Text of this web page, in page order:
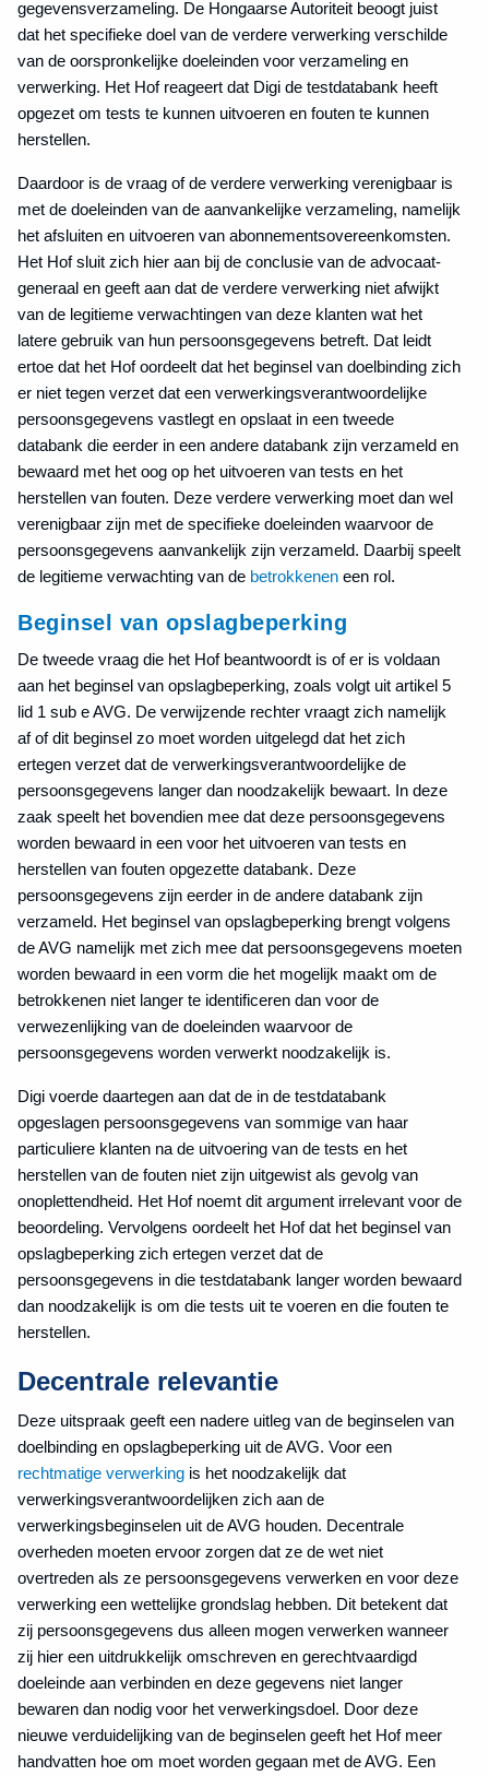
gegevensverzameling. De Hongaarse Autoriteit beoogt juist
dat het specifieke doel van de verdere verwerking verschilde
van de oorspronkelijke doeleinden voor verzameling en
verwerking. Het Hof reageert dat Digi de testdatabank heeft
opgezet om tests te kunnen uitvoeren en fouten te kunnen
herstellen.
Daardoor is de vraag of de verdere verwerking verenigbaar is
met de doeleinden van de aanvankelijke verzameling, namelijk
het afsluiten en uitvoeren van abonnementsovereenkomsten.
Het Hof sluit zich hier aan bij de conclusie van de advocaat-
generaal en geeft aan dat de verdere verwerking niet afwijkt
van de legitieme verwachtingen van deze klanten wat het
latere gebruik van hun persoonsgegevens betreft. Dat leidt
ertoe dat het Hof oordeelt dat het beginsel van doelbinding zich
er niet tegen verzet dat een verwerkingsverantwoordelijke
persoonsgegevens vastlegt en opslaat in een tweede
databank die eerder in een andere databank zijn verzameld en
bewaard met het oog op het uitvoeren van tests en het
herstellen van fouten. Deze verdere verwerking moet dan wel
verenigbaar zijn met de specifieke doeleinden waarvoor de
persoonsgegevens aanvankelijk zijn verzameld. Daarbij speelt
de legitieme verwachting van de betrokkenen een rol.
Beginsel van opslagbeperking
De tweede vraag die het Hof beantwoordt is of er is voldaan
aan het beginsel van opslagbeperking, zoals volgt uit artikel 5
lid 1 sub e AVG. De verwijzende rechter vraagt zich namelijk
af of dit beginsel zo moet worden uitgelegd dat het zich
ertegen verzet dat de verwerkingsverantwoordelijke de
persoonsgegevens langer dan noodzakelijk bewaart. In deze
zaak speelt het bovendien mee dat deze persoonsgegevens
worden bewaard in een voor het uitvoeren van tests en
herstellen van fouten opgezette databank. Deze
persoonsgegevens zijn eerder in de andere databank zijn
verzameld. Het beginsel van opslagbeperking brengt volgens
de AVG namelijk met zich mee dat persoonsgegevens moeten
worden bewaard in een vorm die het mogelijk maakt om de
betrokkenen niet langer te identificeren dan voor de
verwezenlijking van de doeleinden waarvoor de
persoonsgegevens worden verwerkt noodzakelijk is.
Digi voerde daartegen aan dat de in de testdatabank
opgeslagen persoonsgegevens van sommige van haar
particuliere klanten na de uitvoering van de tests en het
herstellen van de fouten niet zijn uitgewist als gevolg van
onoplettendheid. Het Hof noemt dit argument irrelevant voor de
beoordeling. Vervolgens oordeelt het Hof dat het beginsel van
opslagbeperking zich ertegen verzet dat de
persoonsgegevens in die testdatabank langer worden bewaard
dan noodzakelijk is om die tests uit te voeren en die fouten te
herstellen.
Decentrale relevantie
Deze uitspraak geeft een nadere uitleg van de beginselen van
doelbinding en opslagbeperking uit de AVG. Voor een
rechtmatige verwerking is het noodzakelijk dat
verwerkingsverantwoordelijken zich aan de
verwerkingsbeginselen uit de AVG houden. Decentrale
overheden moeten ervoor zorgen dat ze de wet niet
overtreden als ze persoonsgegevens verwerken en voor deze
verwerking een wettelijke grondslag hebben. Dit betekent dat
zij persoonsgegevens dus alleen mogen verwerken wanneer
zij hier een uitdrukkelijk omschreven en gerechtvaardigd
doeleinde aan verbinden en deze gegevens niet langer
bewaren dan nodig voor het verwerkingsdoel. Door deze
nieuwe verduidelijking van de beginselen geeft het Hof meer
handvatten hoe om moet worden gegaan met de AVG. Een